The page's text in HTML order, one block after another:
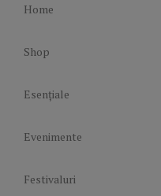
Home
Shop
Esențiale
Evenimente
Festivaluri